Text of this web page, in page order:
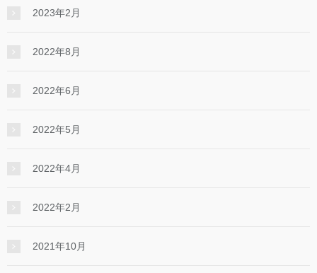
2023年2月
2022年8月
2022年6月
2022年5月
2022年4月
2022年2月
2021年10月